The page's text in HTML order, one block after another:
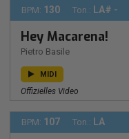
BPM: 130 Ton.: LA# -
Hey Macarena!
Pietro Basile
MIDI
Offizielles Video
BPM: 107 Ton.: LA